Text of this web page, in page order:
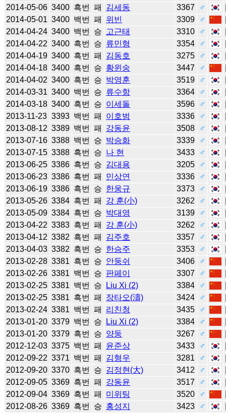
2014-05-06 3400 흑번 패 김세동 3367 ♂
2014-05-01 3400 백번 패 위빈 3309 ♂
2014-04-24 3400 백번 승 고근태 3310 ♂
2014-04-22 3400 흑번 승 류민형 3354 ♂
2014-04-19 3400 흑번 패 김동호 3275 ♂
2014-04-18 3400 흑번 승 황윈숭 3447 ♂
2014-04-02 3400 흑번 승 박영훈 3519 ♂
2014-03-31 3400 백번 승 류수항 3364 ♂
2014-03-18 3400 흑번 승 이세돌 3596 ♂
2013-11-23 3393 백번 패 이호범 3336 ♂
2013-08-12 3389 백번 패 강동윤 3508 ♂
2013-07-16 3388 백번 승 박승화 3339 ♂
2013-07-15 3388 흑번 승 나 현 3433 ♂
2013-06-25 3386 흑번 승 김대용 3205 ♂
2013-06-23 3386 흑번 패 민상연 3336 ♂
2013-06-19 3386 흑번 승 한웅규 3373 ♂
2013-05-26 3384 흑번 패 강 훈(小) 3262 ♂
2013-05-09 3384 흑번 승 박대영 3139 ♂
2013-04-22 3383 흑번 패 강 훈(小) 3262 ♂
2013-04-12 3382 흑번 패 김주호 3357 ♂
2013-04-03 3382 흑번 승 한승주 3353 ♂
2013-02-28 3381 흑번 승 안둥쉬 3406 ♂
2013-02-26 3381 백번 승 판페이 3307 ♂
2013-02-25 3381 백번 승 Liu Xi (2) 3384 ♂
2013-02-25 3381 흑번 패 장타오(濤) 3424 ♂
2013-02-24 3381 백번 패 리친청 3435 ♂
2013-01-20 3379 백번 승 Liu Xi (2) 3384 ♂
2013-01-20 3379 흑번 승 양둥 3267 ♂
2012-12-03 3375 백번 패 윤준상 3433 ♂
2012-09-22 3371 백번 패 김형우 3281 ♂
2012-09-20 3370 흑번 승 김정현(大) 3412 ♂
2012-09-05 3369 흑번 패 강동윤 3517 ♂
2012-09-04 3369 흑번 패 미위팅 3520 ♂
2012-08-26 3369 흑번 승 홍성지 3423 ♂